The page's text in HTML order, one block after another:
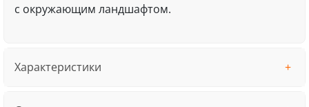
с окружающим ландшафтом.
Характеристики